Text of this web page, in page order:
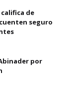
de
seguro
por